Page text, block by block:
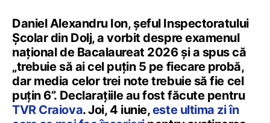
Daniel Alexandru Ion, șeful Inspectoratului
Școlar din Dolj, a vorbit despre examenul
național de Bacalaureat 2026 și a spus că
„trebuie să ai cel puțin 5 pe fiecare probă,
dar media celor trei note trebuie să fie cel
puțin 6”. Declarațiile au fost făcute pentru
TVR Craiova. Joi, 4 iunie,este ultima zi în